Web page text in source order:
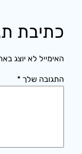
כתיבת
האימייל לא יוצג
התגובה שלך *